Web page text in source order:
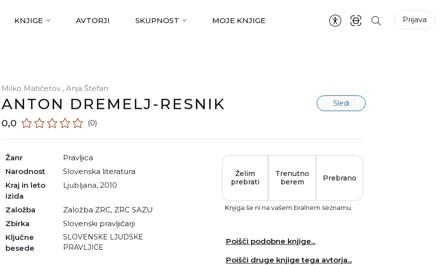
KNJIGE AVTORJI SKUPNOST MOJE KNJIGE Prijava
Milko Matičetov , Anja Štefan
ANTON DREMELJ-RESNIK Sledi
0,0 (0)
Žanr
pravljica
Narodnost
slovenska literatura
Kraj in leto
izida
Ljubljana, 2010
Založba
Založba ZRC, ZRC SAZU
Zbirka
Slovenski pravljičarji
Ključne
besede
SLOVENSKE LJUDSKE
PRAVLJICE
Želim
prebrati
Trenutno
berem
Prebrano
Knjiga še ni na vašem bralnem seznamu.
Poišči podobne knjige...
Poišči druge knjige tega avtorja...